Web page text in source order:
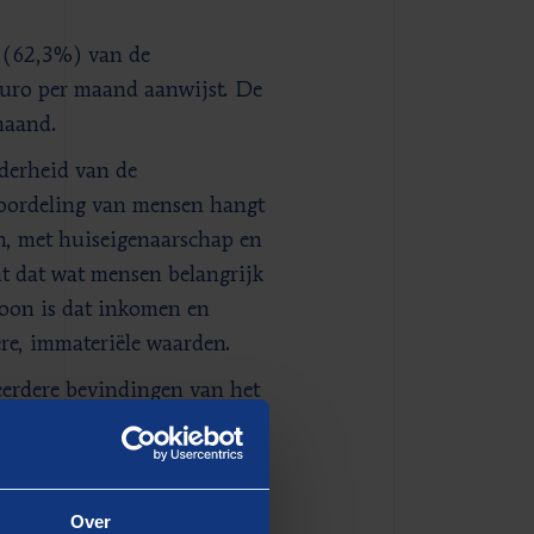
Over
(62,3%) van de
per maand aanwijst. De
van de
van mensen hangt
met huiseigenaarschap en
dat wat mensen belangrijk
is dat inkomen en
immateriële waarden.
bevindingen van het
blijkt dat een ruime
gaan leven om de
ons boek